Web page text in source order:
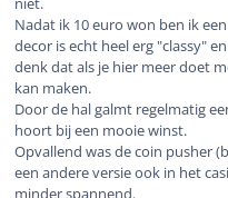
Nadat ik 10 euro won ben ik
decor is echt heel erg "classy"
denk dat als je hier meer doet
kan maken.
Door de hal galmt regelmatig
hoort bij een mooie winst.
Opvallend was de coin pusher
een andere versie ook in het
minder spannend.